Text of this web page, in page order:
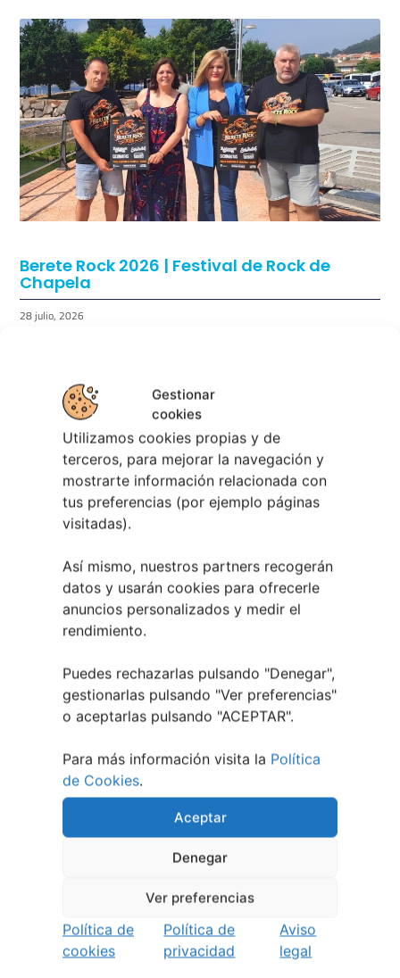
Gestionar
cookies
Utilizamos cookies propias y de
terceros, para mejorar la navegación y
mostrarte información relacionada con
tus preferencias (por ejemplo páginas
visitadas).
Así mismo, nuestros partners recogerán
datos y usarán cookies para ofrecerle
anuncios personalizados y medir el
rendimiento.
Puedes rechazarlas pulsando "Denegar",
gestionarlas pulsando "Ver preferencias"
o aceptarlas pulsando "ACEPTAR".
Para más información visita la Política
de Cookies.
Aceptar
Denegar
Ver preferencias
Política de
cookies
Política de
privacidad
Aviso
legal
Berete Rock 2026 | Festival de Rock de
Chapela
28 julio, 2026
Festival Noites Teatrais de Vilamarín 2026
julio, 2026
Verano Cultural de Seixalbo 2026
2026
A bailar! | Espectáculo en Baños de Molga
mayo, 2026
Noticias de Pontevedraplan
Así serán las Fiestas de la Peregrina 2026
agosto, 2026
El XXXII Festival Internacional de Jazz e Blues
de Pontevedra reunirá a grandes músicos del 3
al 7 de agosto
Vilaboa | Verano Cultural 2026
2 julio, 2026